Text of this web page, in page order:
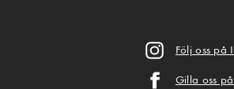
Följ oss på
Gilla oss